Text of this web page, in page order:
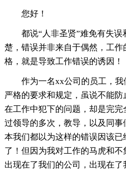
您好！
都说“人非圣贤”难免有失
楚，错误并非来自于偶然，工
格，就是导致工作错误的诱因！
作为一名xx公司的员工，
严格的要求和规定，虽说不能
在工作中犯下的问题，却是完
过领导的多次，教导，以及同
本我们都以为这样的错误因该
了！但因为我对工作的马虎和
出现在了我们的公司，出现在